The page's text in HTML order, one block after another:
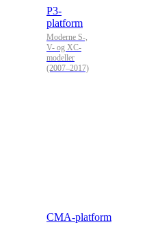
P3-
platform
Moderne S-,
V- og XC-
modeller
(2007–2017)
CMA-platform